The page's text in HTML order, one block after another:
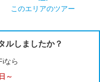
このエリアのツアー
ルしましたか？
なら
～